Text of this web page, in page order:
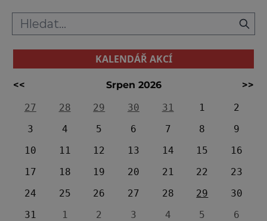
KALENDÁŘ AKCÍ
<< Srpen 2026
>>
27
28 29 30 31 1
2
3
4 5 6 7 8
9
10
11 12 13 14 15
16
17
18 19 20 21 22
23
24
25 26 27 28 29
30
31
1 2 3 4 5 6